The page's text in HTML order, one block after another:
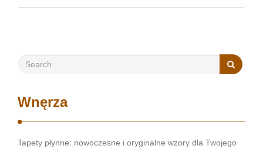
rozwiązaniem, a także jak uniknąć typowych błędów podczas
Wnęrza
Tapety płynne: nowoczesne i oryginalne wzory dla Twojego